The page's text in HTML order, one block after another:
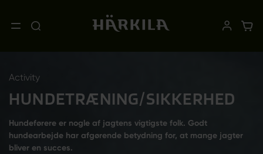
Activity
HUNDETRÆNING/SIKKERHED
Hundeførere er nogle af jagtens vigtigste folk. Godt
hundearbejde har afgørende betydning for, at mange jagter
bliver en succes.